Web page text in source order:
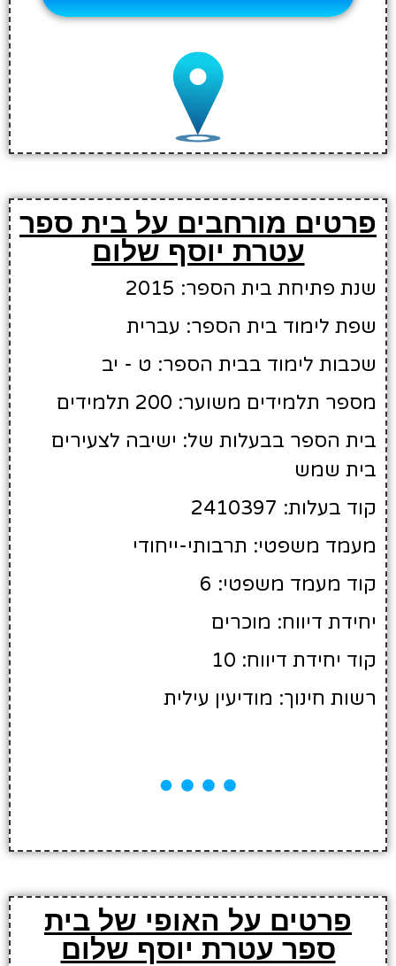
פרטים מורחבים על בית ספר
עטרת יוסף שלום
שנת פתיחת בית הספר: 2015
שפת לימוד בית הספר: עברית
שכבות לימוד בבית הספר: ט - יב
מספר תלמידים משוער: 200 תלמידים
בית הספר בבעלות של: ישיבה לצעירים
בית שמש
קוד בעלות: 2410397
מעמד משפטי: תרבותי-ייחודי
קוד מעמד משפטי: 6
יחידת דיווח: מוכרים
קוד יחידת דיווח: 10
רשות חינוך: מודיעין עילית
פרטים על האופי של בית
ספר עטרת יוסף שלום